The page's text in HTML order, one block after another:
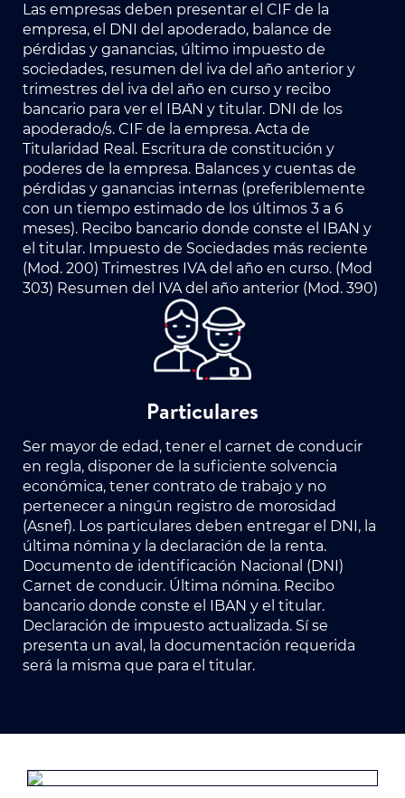
Las empresas deben presentar el CIF de la
empresa, el DNI del apoderado, balance de
pérdidas y ganancias, último impuesto de
sociedades, resumen del iva del año anterior y
trimestres del iva del año en curso y recibo
bancario para ver el IBAN y titular. DNI de los
apoderado/s. CIF de la empresa. Acta de
Titularidad Real. Escritura de constitución y
poderes de la empresa. Balances y cuentas de
pérdidas y ganancias internas (preferiblemente
con un tiempo estimado de los últimos 3 a 6
meses). Recibo bancario donde conste el IBAN y
el titular. Impuesto de Sociedades más reciente
(Mod. 200) Trimestres IVA del año en curso. (Mod
303) Resumen del IVA del año anterior (Mod. 390)
Particulares
Ser mayor de edad, tener el carnet de conducir
en regla, disponer de la suficiente solvencia
económica, tener contrato de trabajo y no
pertenecer a ningún registro de morosidad
(Asnef). Los particulares deben entregar el DNI, la
última nómina y la declaración de la renta.
Documento de identificación Nacional (DNI)
Carnet de conducir. Última nómina. Recibo
bancario donde conste el IBAN y el titular.
Declaración de impuesto actualizada. Sí se
presenta un aval, la documentación requerida
será la misma que para el titular.